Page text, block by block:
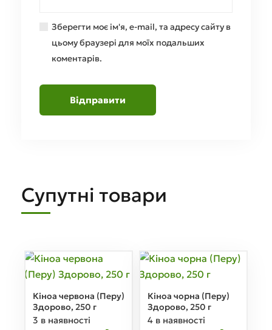
Зберегти моє ім'я, e-mail, та адресу сайту в
цьому браузері для моїх подальших
коментарів.
Супутні товари
Кіноа червона (Перу)
Здорово, 250 г
3 в наявності
Кіноа чорна (Перу)
Здорово, 250 г
4 в наявності